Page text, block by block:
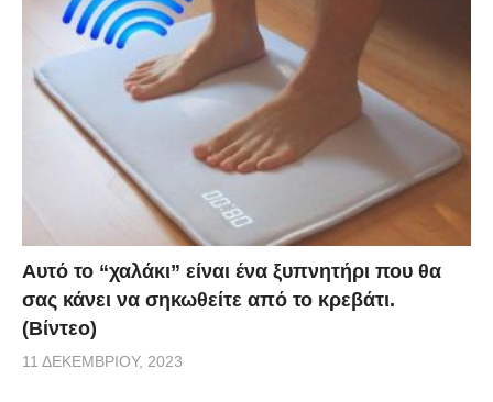
Αυτό το “χαλάκι” είναι ένα ξυπνητήρι που θα
σας κάνει να σηκωθείτε από το κρεβάτι.
(Βίντεο)
11 ΔΕΚΕΜΒΡΊΟΥ, 2023